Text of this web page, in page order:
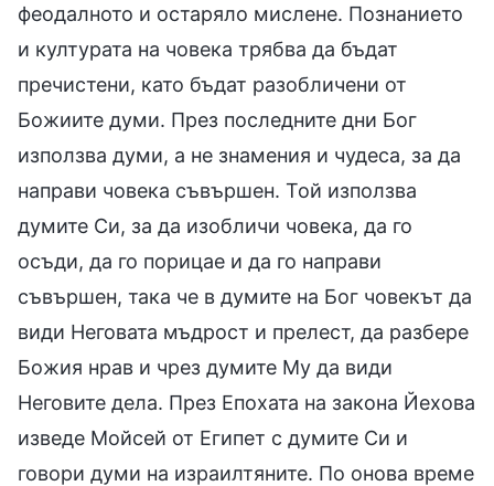
феодалното и остаряло мислене. Познанието
и културата на човека трябва да бъдат
пречистени, като бъдат разобличени от
Божиите думи. През последните дни Бог
използва думи, а не знамения и чудеса, за да
направи човека съвършен. Той използва
думите Си, за да изобличи човека, да го
осъди, да го порицае и да го направи
съвършен, така че в думите на Бог човекът да
види Неговата мъдрост и прелест, да разбере
Божия нрав и чрез думите Му да види
Неговите дела. През Епохата на закона Йехова
изведе Мойсей от Египет с думите Си и
говори думи на израилтяните. По онова време